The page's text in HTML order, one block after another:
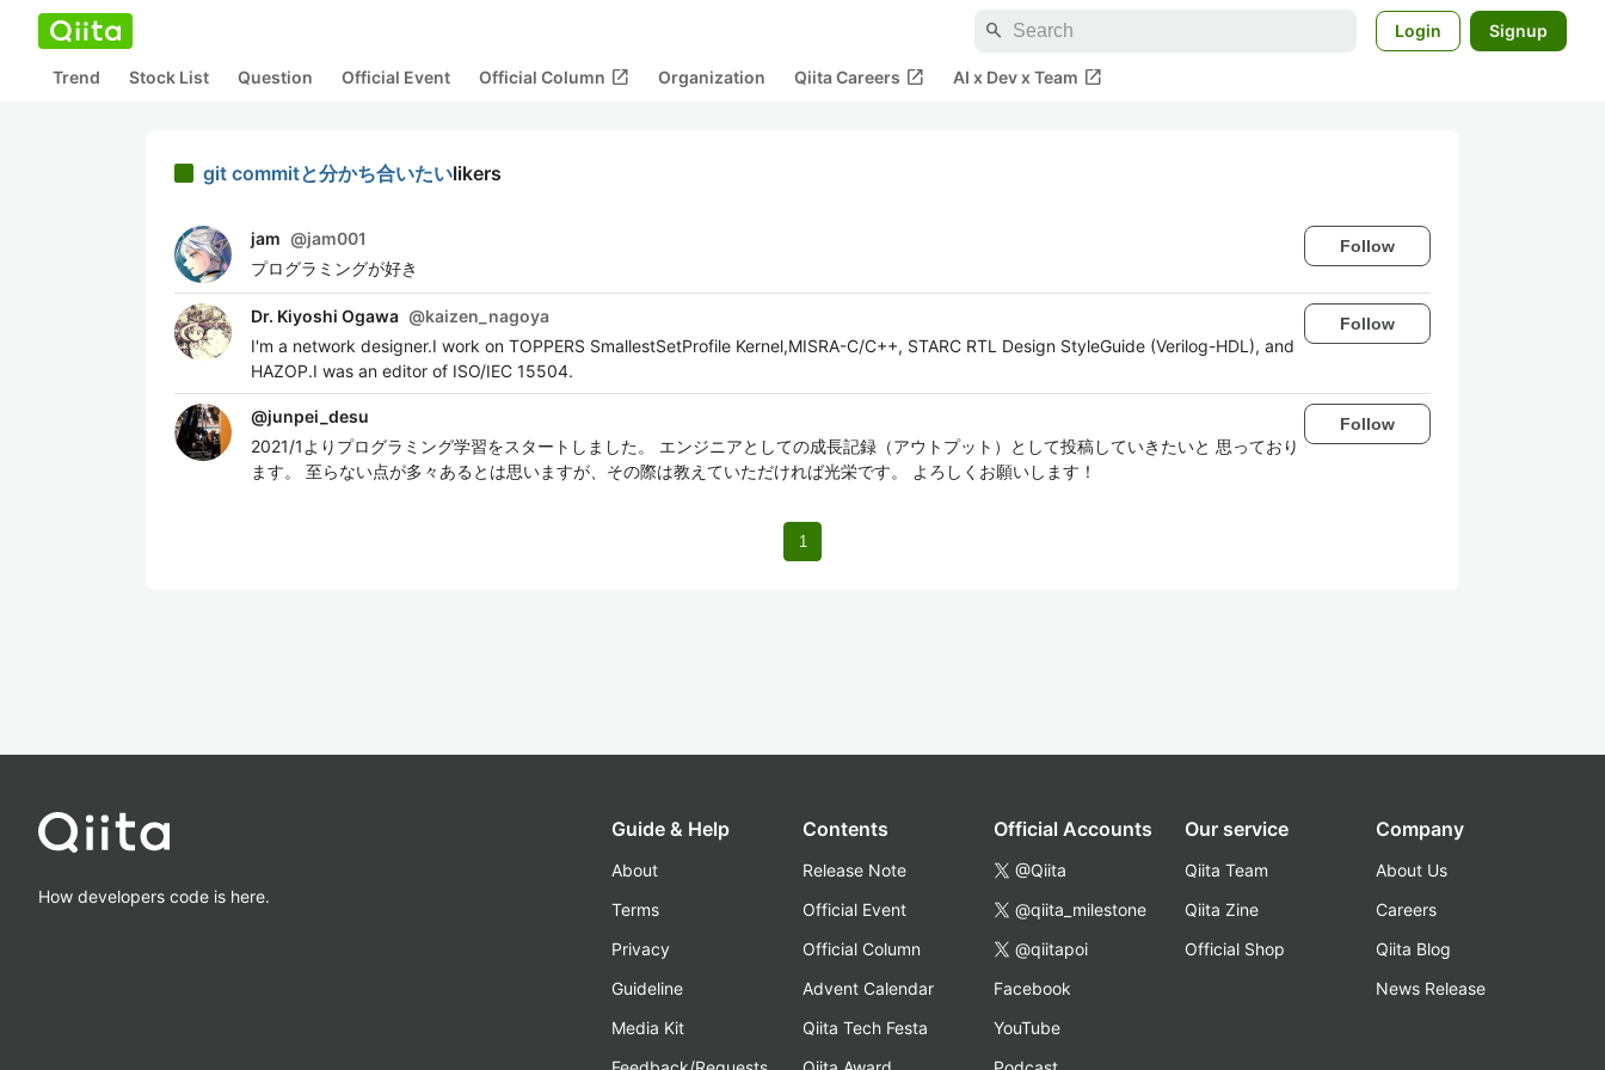
search Login Signup
Trend Stock List Question Official Event Official Column open_in_new Organization Qiita Careers open_in_new AI x Dev x Team open_in_new
git commitと分かち合いたいlikers
jam @jam001
プログラミングが好き
Follow
Dr. Kiyoshi Ogawa @kaizen_nagoya
I'm a network designer.I work on TOPPERS SmallestSetProfile Kernel,MISRA-C/C++, STARC RTL Design StyleGuide (Verilog-HDL), and
HAZOP.I was an editor of ISO/IEC 15504.
Follow
@junpei_desu
2021/1よりプログラミング学習をスタートしました。 エンジニアとしての成長記録（アウトプット）として投稿していきたいと 思っており
ます。 至らない点が多々あるとは思いますが、その際は教えていただければ光栄です。 よろしくお願いします！
Follow
1
How developers code is here.
Guide & Help
About
Terms
Privacy
Guideline
Media Kit
Contents
Release Note
Official Event
Official Column
Advent Calendar
Qiita Tech Festa
Official Accounts
@Qiita
@qiita_milestone
@qiitapoi
Facebook
YouTube
Our service
Qiita Team
Qiita Zine
Official Shop
Company
About Us
Careers
Qiita Blog
News Release